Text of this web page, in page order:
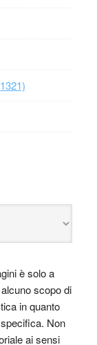
è solo a
scopo di
in quanto
Non
ai sensi